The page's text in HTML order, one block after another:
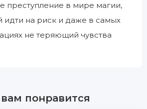
преступление в мире магии,
идти на риск и даже в самых
не теряющий чувства
понравится